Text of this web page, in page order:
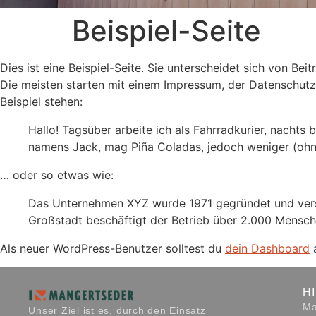
Beispiel-Seite
Dies ist eine Beispiel-Seite. Sie unterscheidet sich von
Die meisten starten mit einem Impressum, der
Beispiel stehen:
Hallo! Tagsüber arbeite ich als Fahrradkurier, nachts
namens Jack, mag Piña Coladas, jedoch weniger
… oder so etwas wie:
Das Unternehmen XYZ wurde 1971 gegründet und
Großstadt beschäftigt der Betrieb über 2.000
Als neuer WordPress-Benutzer solltest du dein Dashboard
Unser Ziel ist es, durch den Einsatz